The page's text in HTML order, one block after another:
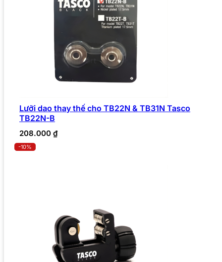
Lưỡi dao thay thế cho TB22N & TB31N Tasco
TB22N-B
208.000 ₫
-10%